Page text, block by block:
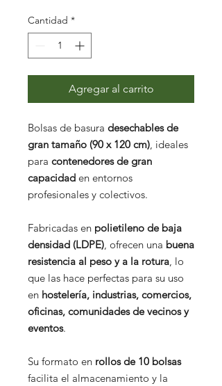
Cantidad *
Agregar al carrito
Bolsas de basura desechables de
gran tamaño (90 x 120 cm), ideales
para contenedores de gran
capacidad en entornos
profesionales y colectivos.
Fabricadas en polietileno de baja
densidad (LDPE), ofrecen una buena
resistencia al peso y a la rotura, lo
que las hace perfectas para su uso
en hostelería, industrias, comercios,
oficinas, comunidades de vecinos y
eventos.
Su formato en rollos de 10 bolsas
facilita el almacenamiento y la